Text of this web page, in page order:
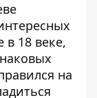
в 18 веке,
на